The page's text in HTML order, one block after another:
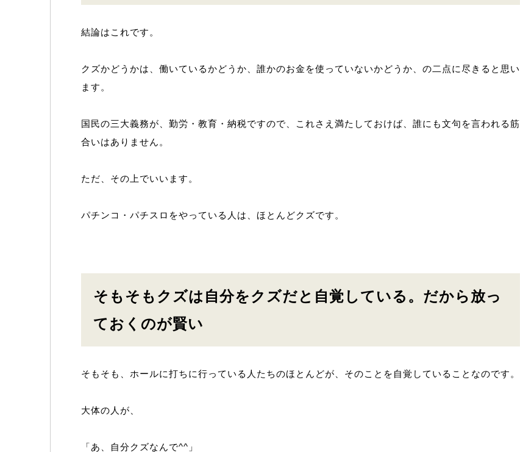
結論はこれです。
クズかどうかは、働いているかどうか、誰かのお金を使っていないかどうか、の二点に尽きると思い
ます。
国民の三大義務が、勤労・教育・納税ですので、これさえ満たしておけば、誰にも文句を言われる筋
合いはありません。
ただ、その上でいいます。
パチンコ・パチスロをやっている人は、ほとんどクズです。
そもそもクズは自分をクズだと自覚している。だから放っ
ておくのが賢い
そもそも、ホールに打ちに行っている人たちのほとんどが、そのことを自覚していることなのです。
大体の人が、
「あ、自分クズなんで^^」